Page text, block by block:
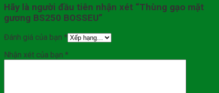
Hãy là người đầu tiên nhận xét “Thùng gạo mặt
gương BS250 BOSSEU”
Đánh giá của bạn *
Nhận xét của bạn *